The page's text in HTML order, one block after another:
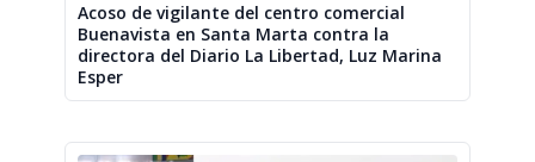
Acoso de vigilante del centro comercial
Buenavista en Santa Marta contra la
directora del Diario La Libertad, Luz Marina
Esper